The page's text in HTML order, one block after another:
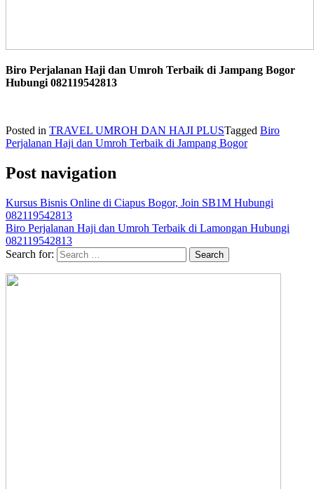
Biro Perjalanan Haji dan Umroh Terbaik di Jampang Bogor
Hubungi 082119542813
Posted in TRAVEL UMROH DAN HAJI PLUSTagged Biro
Perjalanan Haji dan Umroh Terbaik di Jampang Bogor
Post navigation
Kursus Bisnis Online di Ciapus Bogor, Join SB1M Hubungi
082119542813
Biro Perjalanan Haji dan Umroh Terbaik di Lamongan Hubungi
082119542813
Search for: